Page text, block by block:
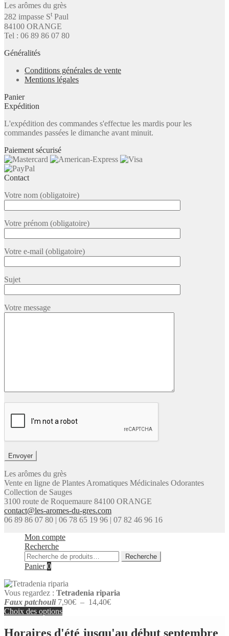
Les arômes du grès
282 impasse St Paul
84100 ORANGE
Tel : 06 89 86 07 80
Généralités
Conditions générales de vente
Mentions légales
Panier
Expédition
L'expédition des commandes s'effectue les mardis pour les
commandes passées le dimanche avant minuit.
Paiement sécurisé
Contact
Votre nom (obligatoire)
Votre prénom (obligatoire)
Votre e-mail (obligatoire)
Sujet
Votre message
Les arômes du grès
Vente en ligne de Plantes Aromatiques Médicinales Odorantes
Collection de Sauges
3100 route de Roquemaure 84100 ORANGE
contact@les-aromes-du-gres.com
06 89 86 07 80 | 06 78 65 19 96 | 07 82 46 96 16
Mon compte
Recherche
Recherche
pour :
Recherche
Panier0
Vous regardez : Tetradenia riparia
Faux patchouli 7,90€ – 14,40€Plage
7,90€
Choix des options
Horaires d'été jusqu'au début septembre